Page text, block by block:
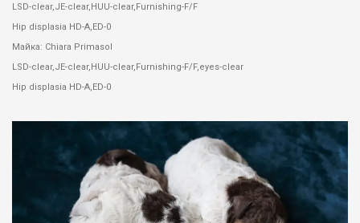
LSD-clear,JE-clear,HUU-clear,Furnishing-F/F
Hip displasia HD-A,ED-0
Майка: Chiara Primasol
LSD-clear,JE-clear,HUU-clear,Furnishing-F/F,eyes-clear
Hip displasia HD-A,ED-0